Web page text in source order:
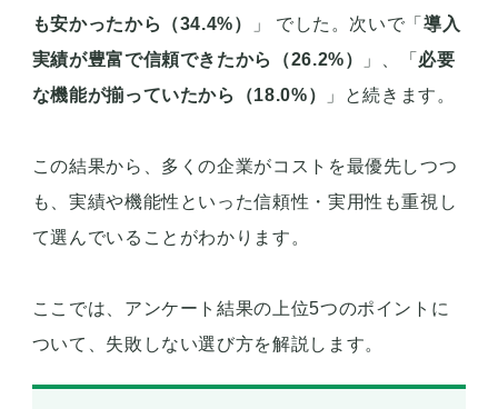
も安かったから（34.4%） 」 でした。次いで「導入
実績が豊富で信頼できたから（26.2%）
」、「 必要
な機能が揃っていたから（18.0%）
」と続きます。
この結果から、多くの企業がコストを最優先しつつ
も、実績や機能性といった信頼性・実用性も重視し
て選んでいることがわかります。
ここでは、アンケート結果の上位5つのポイントに
ついて、失敗しない選び方を解説します。